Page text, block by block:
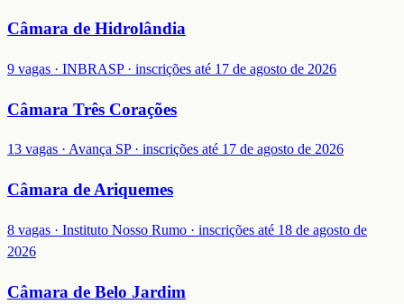
Câmara de Hidrolândia
9 vagas · INBRASP · inscrições até 17 de agosto de 2026
Câmara Três Corações
13 vagas · Avança SP · inscrições até 17 de agosto de 2026
Câmara de Ariquemes
8 vagas · Instituto Nosso Rumo · inscrições até 18 de agosto de
2026
Câmara de Belo Jardim